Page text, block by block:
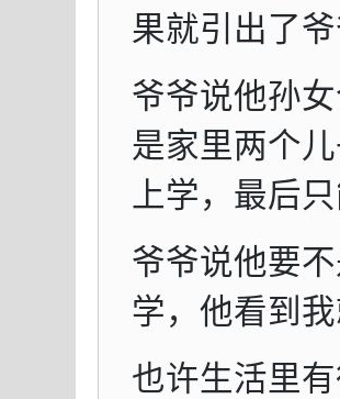
果就引出了
爷爷说他孙
是家里两个
上学，最后
爷爷说他要
学，他看到
也许生活里